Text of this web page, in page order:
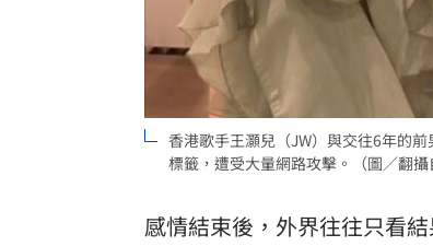
父親節送會拉筋的按摩
油品食安事件引關注 挑選保健食
罕病博士彭士齊 輪椅上的生命覺
酷澎「爸氣父親節」國際官方品
香港歌手王灝兒（JW）與交往6年的
標籤，遭受大量網路攻擊。（圖／翻攝
感情結束後，外界往往只看